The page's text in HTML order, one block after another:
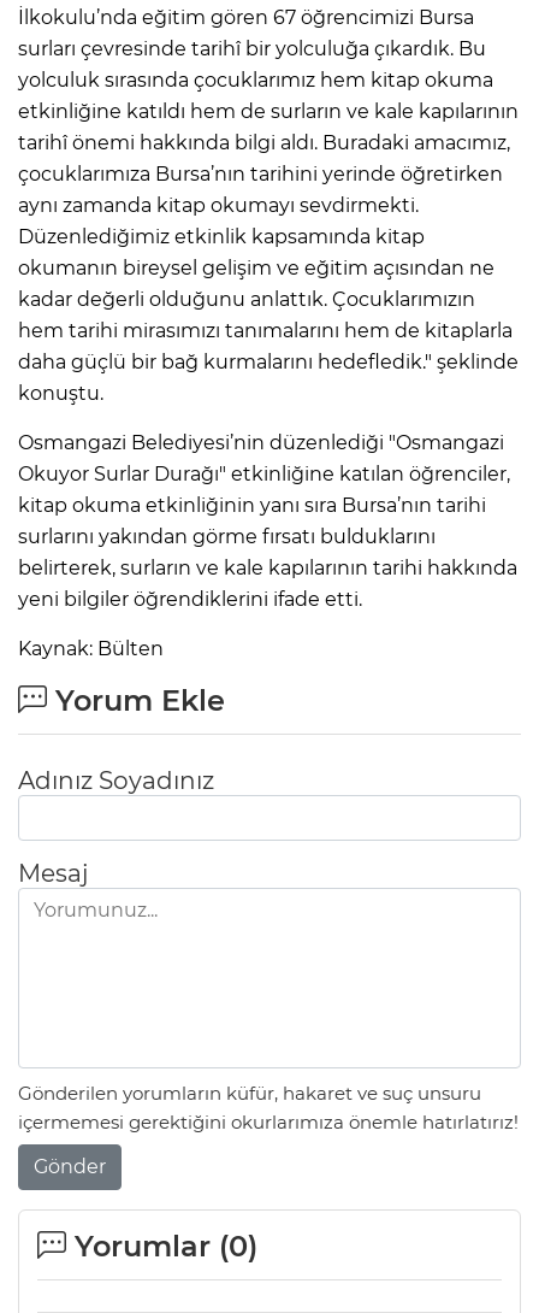
İlkokulu’nda eğitim gören 67 öğrencimizi Bursa
surları çevresinde tarihî bir yolculuğa çıkardık. Bu
yolculuk sırasında çocuklarımız hem kitap okuma
etkinliğine katıldı hem de surların ve kale kapılarının
tarihî önemi hakkında bilgi aldı. Buradaki amacımız,
çocuklarımıza Bursa’nın tarihini yerinde öğretirken
aynı zamanda kitap okumayı sevdirmekti.
Düzenlediğimiz etkinlik kapsamında kitap
okumanın bireysel gelişim ve eğitim açısından ne
kadar değerli olduğunu anlattık. Çocuklarımızın
hem tarihi mirasımızı tanımalarını hem de kitaplarla
daha güçlü bir bağ kurmalarını hedefledik." şeklinde
konuştu.
Osmangazi Belediyesi’nin düzenlediği "Osmangazi
Okuyor Surlar Durağı" etkinliğine katılan öğrenciler,
kitap okuma etkinliğinin yanı sıra Bursa’nın tarihi
surlarını yakından görme fırsatı bulduklarını
belirterek, surların ve kale kapılarının tarihi hakkında
yeni bilgiler öğrendiklerini ifade etti.
Kaynak: Bülten
Yorum Ekle
Adınız Soyadınız
Mesaj
Gönderilen yorumların küfür, hakaret ve suç unsuru
içermemesi gerektiğini okurlarımıza önemle hatırlatırız!
Gönder
Yorumlar (0)